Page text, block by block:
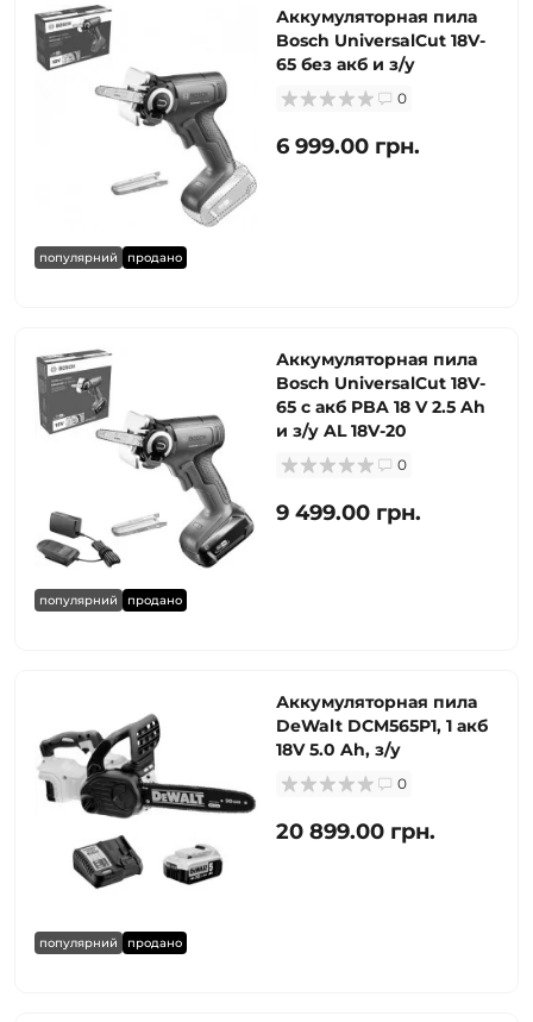
популярний продано
Аккумуляторная пила
Bosch UniversalCut 18V-
65 без акб и з/у
0
6 999.00 грн.
популярний продано
Аккумуляторная пила
Bosch UniversalCut 18V-
65 с акб PBA 18 V 2.5 Ah
и з/у AL 18V-20
0
9 499.00 грн.
популярний продано
Аккумуляторная пила
DeWalt DCM565P1, 1 акб
18V 5.0 Ah, з/у
0
20 899.00 грн.